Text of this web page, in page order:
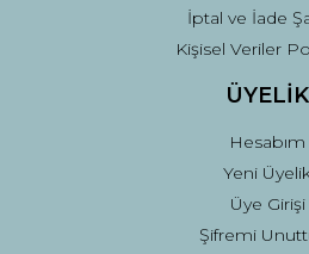
İptal ve İade
Kişisel Veriler
ÜYELİK
Hesabım
Yeni
Üye Girişi
Şifremi